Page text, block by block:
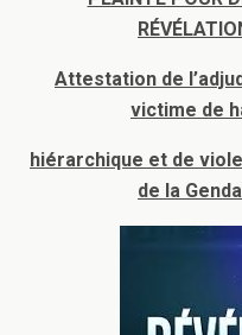
Attestation de
victime de
hiérarchique et de
de la